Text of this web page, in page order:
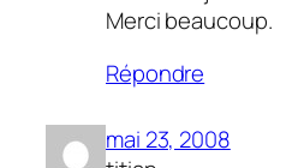
Merci beaucoup.
Répondre
mai 23, 2008